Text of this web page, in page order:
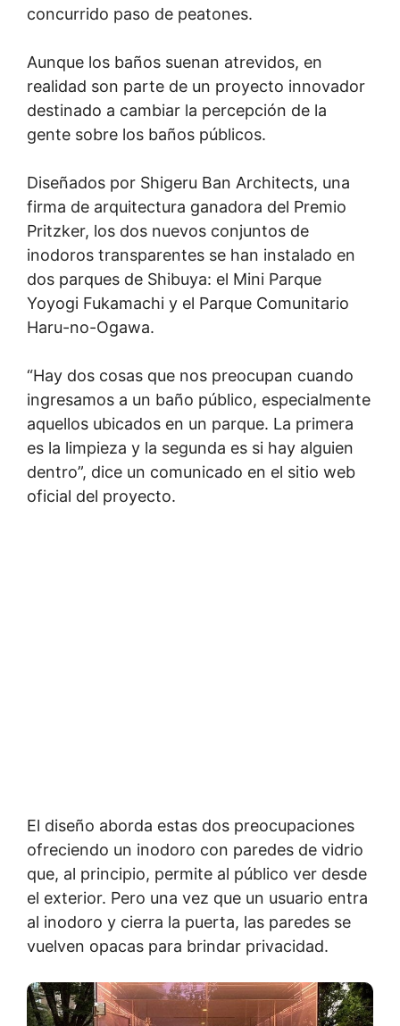
concurrido paso de peatones.
Aunque los baños suenan atrevidos, en
realidad son parte de un proyecto innovador
destinado a cambiar la percepción de la
gente sobre los baños públicos.
Diseñados por Shigeru Ban Architects, una
firma de arquitectura ganadora del Premio
Pritzker, los dos nuevos conjuntos de
inodoros transparentes se han instalado en
dos parques de Shibuya: el Mini Parque
Yoyogi Fukamachi y el Parque Comunitario
Haru-no-Ogawa.
“Hay dos cosas que nos preocupan cuando
ingresamos a un baño público, especialmente
aquellos ubicados en un parque. La primera
es la limpieza y la segunda es si hay alguien
dentro”, dice un comunicado en el sitio web
oficial del proyecto.
El diseño aborda estas dos preocupaciones
ofreciendo un inodoro con paredes de vidrio
que, al principio, permite al público ver desde
el exterior. Pero una vez que un usuario entra
al inodoro y cierra la puerta, las paredes se
vuelven opacas para brindar privacidad.